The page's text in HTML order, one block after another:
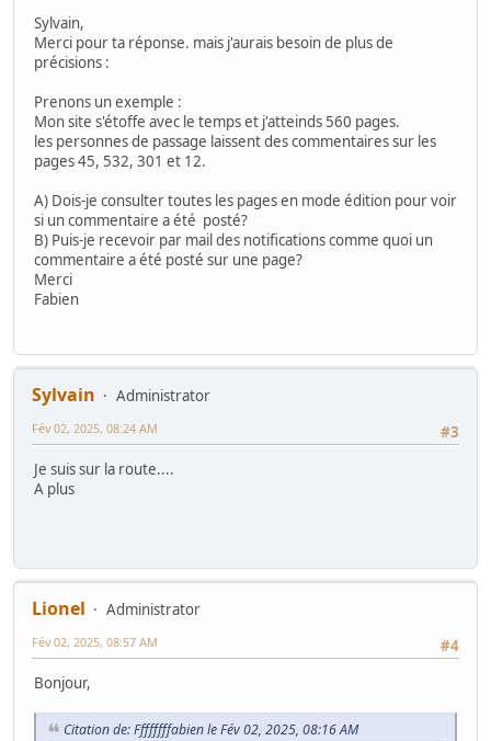
Sylvain,
Merci pour ta réponse. mais j'aurais besoin de plus de
précisions :
Prenons un exemple :
Mon site s'étoffe avec le temps et j'atteinds 560 pages.
les personnes de passage laissent des commentaires sur les
pages 45, 532, 301 et 12.
A) Dois-je consulter toutes les pages en mode édition pour voir
si un commentaire a été posté?
B) Puis-je recevoir par mail des notifications comme quoi un
commentaire a été posté sur une page?
Merci
Fabien
Sylvain
Administrator
#3
Fév 02, 2025, 08:24 AM
Je suis sur la route....
A plus
Lionel
Administrator
#4
Fév 02, 2025, 08:57 AM
Bonjour,
Citation de: Ffffffffabien le Fév 02, 2025, 08:16 AM